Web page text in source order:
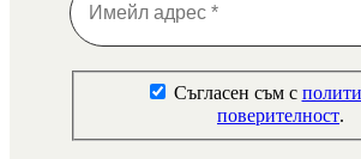
Съгласен съм с
поверителност.